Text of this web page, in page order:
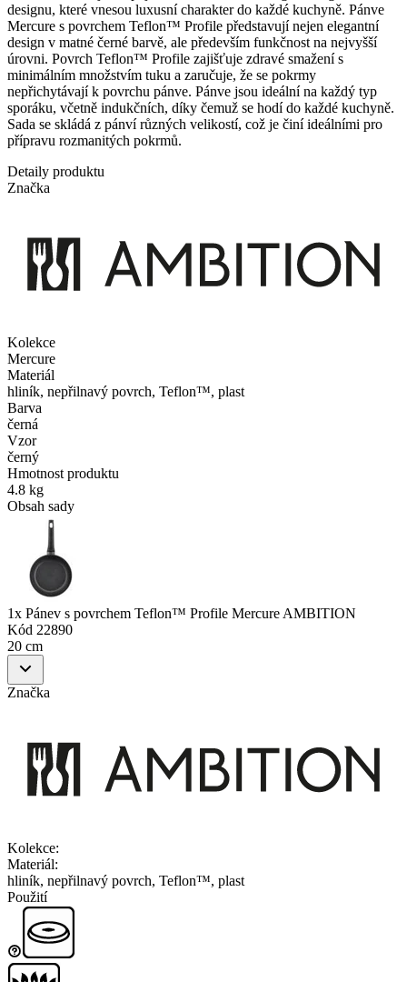
designu, které vnesou luxusní charakter do každé kuchyně. Pánve
Mercure s povrchem Teflon™ Profile představují nejen elegantní
design v matné černé barvě, ale především funkčnost na nejvyšší
úrovni. Povrch Teflon™ Profile zajišťuje zdravé smažení s
minimálním množstvím tuku a zaručuje, že se pokrmy
nepřichytávají k povrchu pánve. Pánve jsou ideální na každý typ
sporáku, včetně indukčních, díky čemuž se hodí do každé kuchyně.
Sada se skládá z pánví různých velikostí, což je činí ideálními pro
přípravu rozmanitých pokrmů.
Detaily produktu
Značka
Kolekce
Mercure
Materiál
hliník, nepřilnavý povrch, Teflon™, plast
Barva
černá
Vzor
černý
Hmotnost produktu
4.8 kg
Obsah sady
1x Pánev s povrchem Teflon™ Profile Mercure AMBITION
Kód 22890
20 cm
Značka
Kolekce:
Materiál:
hliník, nepřilnavý povrch, Teflon™, plast
Použití